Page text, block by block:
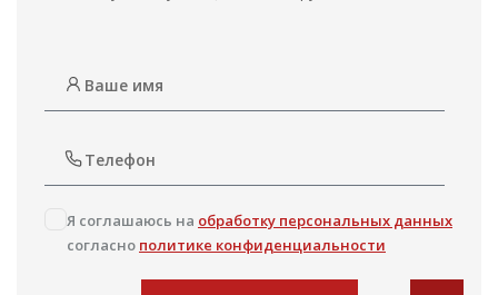
Я соглашаюсь на обработку персональных данных
согласно политике конфиденциальности